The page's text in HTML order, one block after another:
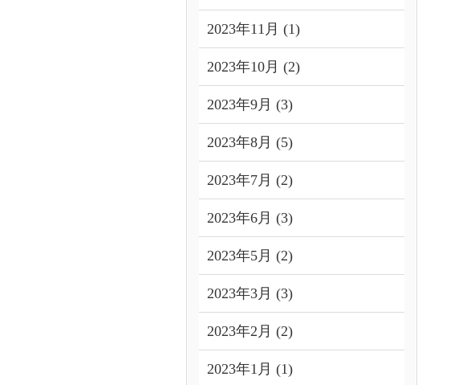
2023年11月 (1)
2023年10月 (2)
2023年9月 (3)
2023年8月 (5)
2023年7月 (2)
2023年6月 (3)
2023年5月 (2)
2023年3月 (3)
2023年2月 (2)
2023年1月 (1)